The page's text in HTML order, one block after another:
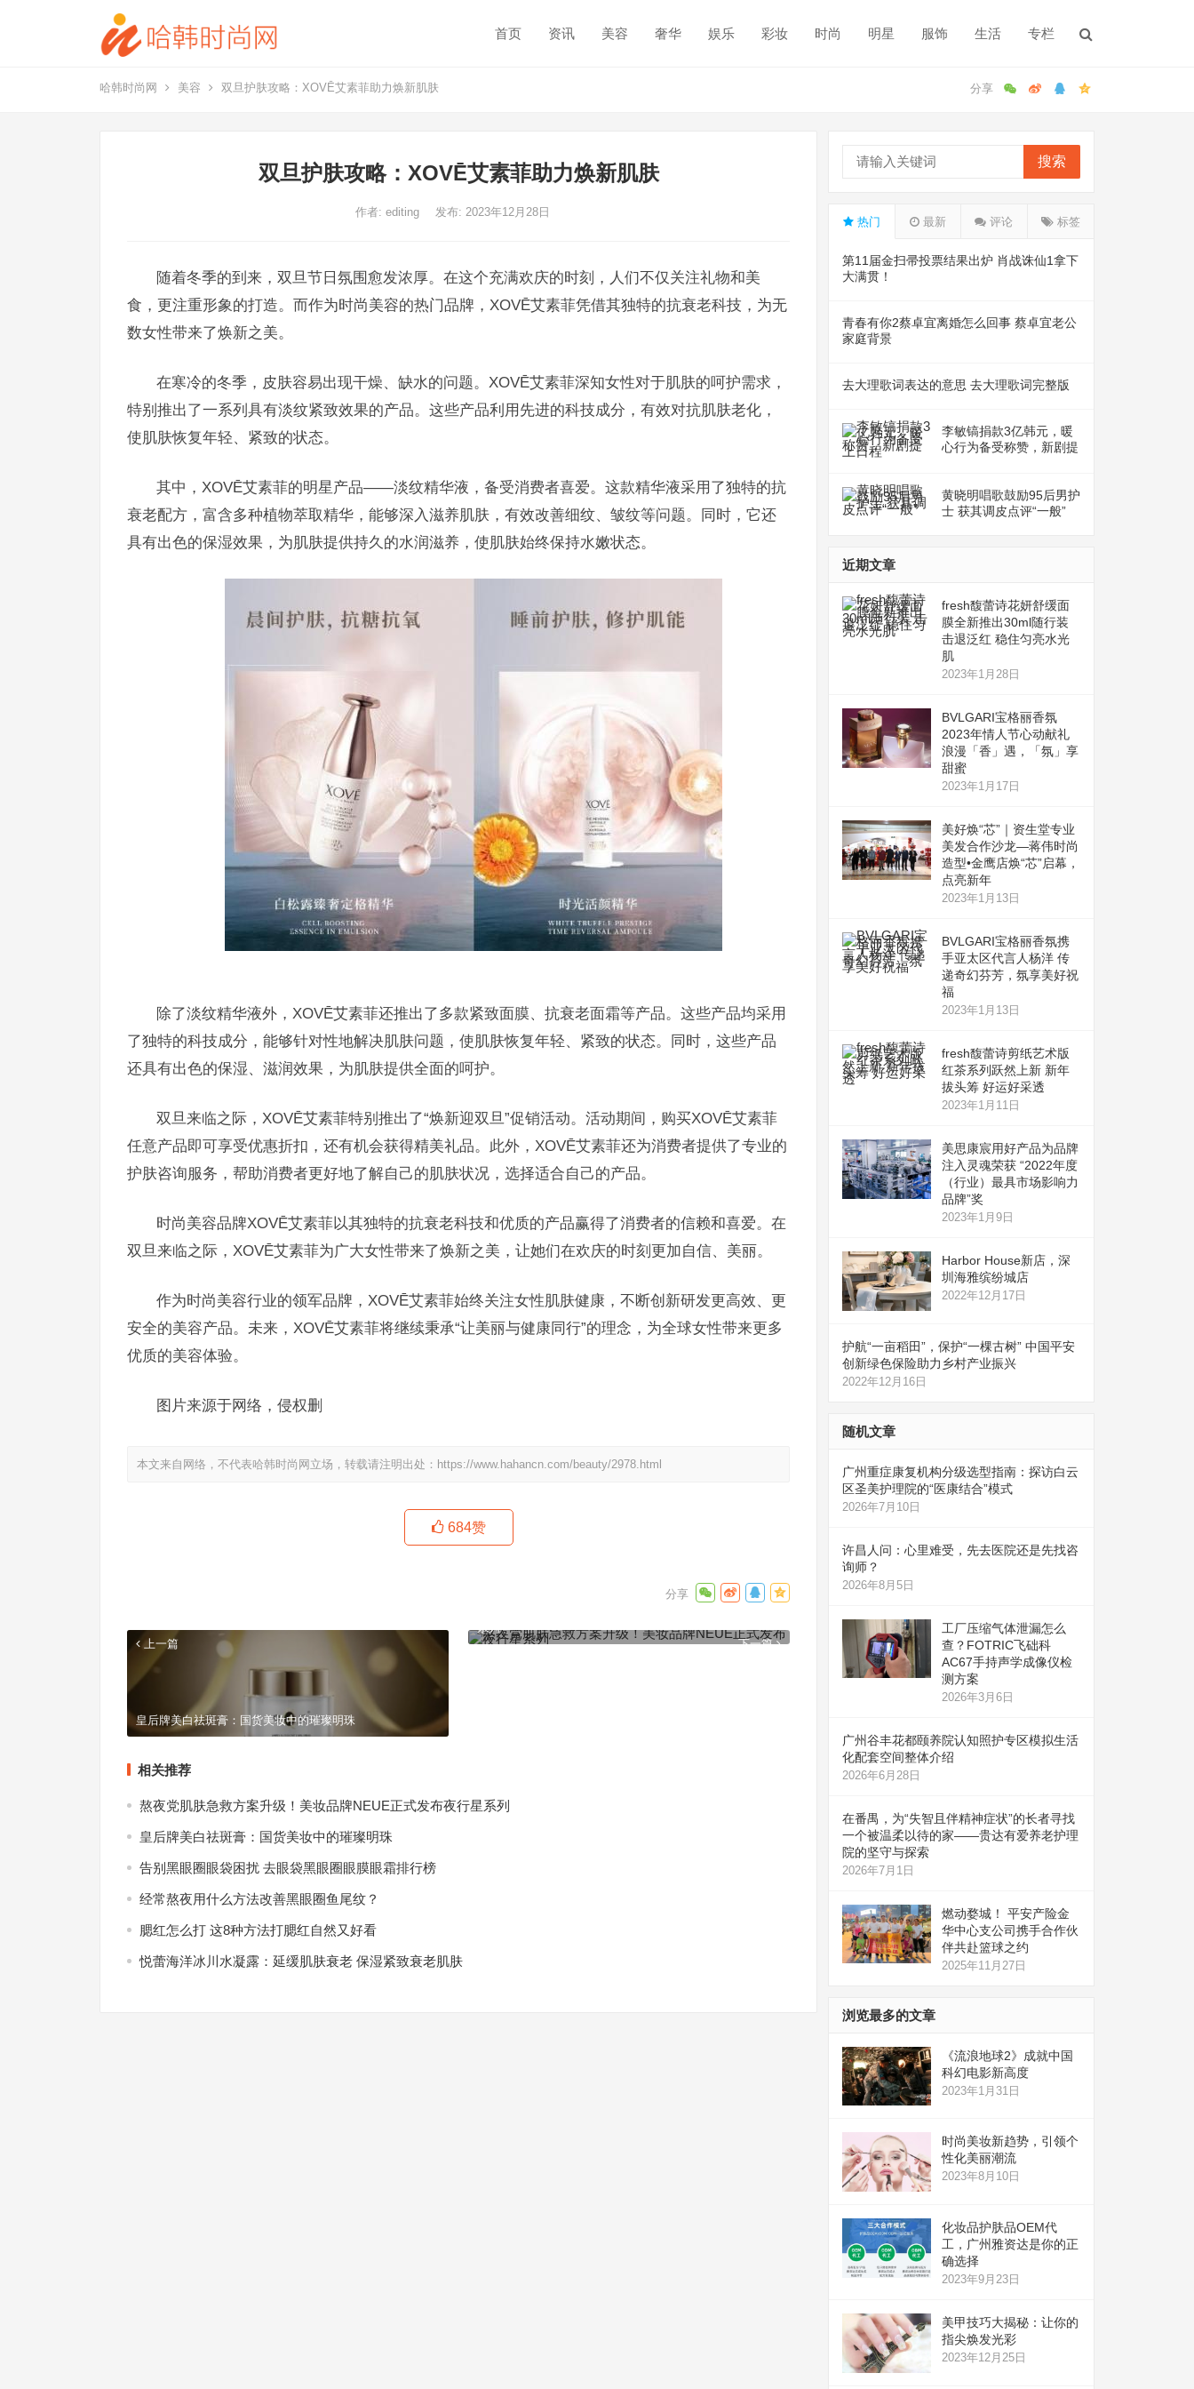
首页 资讯 美容 奢华 娱乐 彩妆 时尚 明星 服饰 生活 专栏
哈韩时尚网 美容 双旦护肤攻略：XOVĒ艾素菲助力焕新肌肤
双旦护肤攻略：XOVĒ艾素菲助力焕新肌肤
作者: editing 发布: 2023年12月28日
随着冬季的到来，双旦节日氛围愈发浓厚。在这个充满欢庆的时刻，人们不仅关注礼物和美
食，更注重形象的打造。而作为时尚美容的热门品牌，XOVĒ艾素菲凭借其独特的抗衰老科技，为无
数女性带来了焕新之美。
在寒冷的冬季，皮肤容易出现干燥、缺水的问题。XOVĒ艾素菲深知女性对于肌肤的呵护需求，
特别推出了一系列具有淡纹紧致效果的产品。这些产品利用先进的科技成分，有效对抗肌肤老化，
使肌肤恢复年轻、紧致的状态。
其中，XOVĒ艾素菲的明星产品——淡纹精华液，备受消费者喜爱。这款精华液采用了独特的抗
衰老配方，富含多种植物萃取精华，能够深入滋养肌肤，有效改善细纹、皱纹等问题。同时，它还
具有出色的保湿效果，为肌肤提供持久的水润滋养，使肌肤始终保持水嫩状态。
除了淡纹精华液外，XOVĒ艾素菲还推出了多款紧致面膜、抗衰老面霜等产品。这些产品均采用
了独特的科技成分，能够针对性地解决肌肤问题，使肌肤恢复年轻、紧致的状态。同时，这些产品
还具有出色的保湿、滋润效果，为肌肤提供全面的呵护。
双旦来临之际，XOVĒ艾素菲特别推出了“焕新迎双旦”促销活动。活动期间，购买XOVĒ艾素菲
任意产品即可享受优惠折扣，还有机会获得精美礼品。此外，XOVĒ艾素菲还为消费者提供了专业的
护肤咨询服务，帮助消费者更好地了解自己的肌肤状况，选择适合自己的产品。
时尚美容品牌XOVĒ艾素菲以其独特的抗衰老科技和优质的产品赢得了消费者的信赖和喜爱。在
双旦来临之际，XOVĒ艾素菲为广大女性带来了焕新之美，让她们在欢庆的时刻更加自信、美丽。
作为时尚美容行业的领军品牌，XOVĒ艾素菲始终关注女性肌肤健康，不断创新研发更高效、更
安全的美容产品。未来，XOVĒ艾素菲将继续秉承“让美丽与健康同行”的理念，为全球女性带来更多
优质的美容体验。
图片来源于网络，侵权删
本文来自网络，不代表哈韩时尚网立场，转载请注明出处： https://www.hahancn.com/beauty/2978.html
684赞
上一篇
皇后牌美白祛斑膏：国货美妆中的璀璨明珠
下一篇
系列
相关推荐
熬夜党肌肤急救方案升级！美妆品牌NEUE正式发布夜行星系列
皇后牌美白祛斑膏：国货美妆中的璀璨明珠
告别黑眼圈眼袋困扰 去眼袋黑眼圈眼膜眼霜排行榜
经常熬夜用什么方法改善黑眼圈鱼尾纹？
腮红怎么打 这8种方法打腮红自然又好看
悦蕾海洋冰川水凝露：延缓肌肤衰老 保湿紧致衰老肌肤
搜索
热门 最新 评论 标签
第11届金扫帚投票结果出炉 肖战诛仙1拿下
大满贯！
青春有你2蔡卓宜离婚怎么回事 蔡卓宜老公
家庭背景
去大理歌词表达的意思 去大理歌词完整版
李敏镐捐款3亿韩元，暖
心行为备受称赞，新剧提
黄晓明唱歌鼓励95后男护
士 获其调皮点评“一般”
近期文章
fresh馥蕾诗花妍舒缓面
膜全新推出30ml随行装
击退泛红 稳住匀亮水光
肌
2023年1月28日
BVLGARI宝格丽香氛
2023年情人节心动献礼
浪漫「香」遇，「氛」享
甜蜜
2023年1月17日
美好焕“芯”｜资生堂专业
美发合作沙龙—蒋伟时尚
造型•金鹰店焕“芯”启幕，
点亮新年
2023年1月13日
BVLGARI宝格丽香氛携
手亚太区代言人杨洋 传
递奇幻芬芳，氛享美好祝
福
2023年1月13日
fresh馥蕾诗剪纸艺术版
红茶系列跃然上新 新年
拔头筹 好运好采透
2023年1月11日
美思康宸用好产品为品牌
注入灵魂荣获 “2022年度
（行业）最具市场影响力
品牌”奖
2023年1月9日
Harbor House新店，深
圳海雅缤纷城店
2022年12月17日
护航“一亩稻田”，保护“一棵古树” 中国平安
创新绿色保险助力乡村产业振兴
2022年12月16日
随机文章
广州重症康复机构分级选型指南：探访白云
区圣美护理院的“医康结合”模式
2026年7月10日
许昌人问：心里难受，先去医院还是先找咨
询师？
2026年8月5日
工厂压缩气体泄漏怎么
查？FOTRIC飞础科
AC67手持声学成像仪检
测方案
2026年3月6日
广州谷丰花都颐养院认知照护专区模拟生活
化配套空间整体介绍
2026年6月28日
在番禺，为“失智且伴精神症状”的长者寻找
一个被温柔以待的家——贵达有爱养老护理
院的坚守与探索
2026年7月1日
燃动婺城！ 平安产险金
华中心支公司携手合作伙
伴共赴篮球之约
2025年11月27日
浏览最多的文章
《流浪地球2》成就中国
科幻电影新高度
2023年1月31日
时尚美妆新趋势，引领个
性化美丽潮流
2023年8月10日
化妆品护肤品OEM代
工，广州雅资达是你的正
确选择
2023年9月23日
美甲技巧大揭秘：让你的
指尖焕发光彩
2023年12月25日